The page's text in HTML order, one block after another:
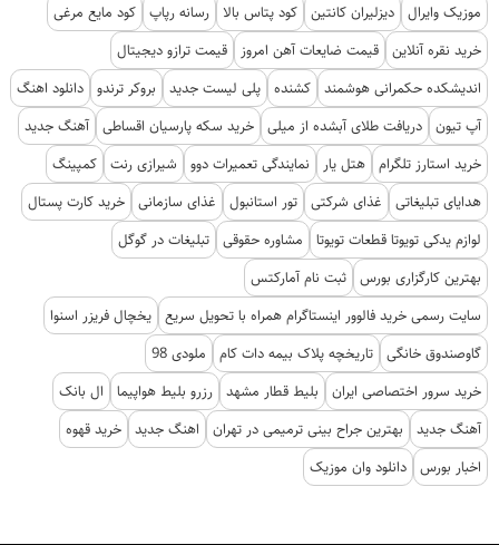
موزیک وایرال دیزلیران کانتین کود پتاس بالا رسانه رپاپ کود مایع مرغی
خرید نقره آنلاین قیمت ضایعات آهن امروز
قیمت ترازو دیجیتال
اندیشکده حکمرانی هوشمند کشنده پلی لیست جدید بروکر ترندو دانلود اهنگ
آپ تیون دریافت طلای آبشده از میلی خرید سکه پارسیان اقساطی آهنگ جدید
خرید استارز تلگرام هتل یار نمایندگی تعمیرات دوو شیرازی رنت کمپینگ
هدایای تبلیغاتی
غذای شرکتی تور استانبول غذای سازمانی خرید کارت پستال
لوازم یدکی تویوتا قطعات تویوتا
مشاوره حقوقی تبلیغات در گوگل
بهترین کارگزاری بورس ثبت نام آمارکتس
سایت رسمی خرید فالوور اینستاگرام همراه با تحویل سریع یخچال فریزر اسنوا
گاوصندوق خانگی تاریخچه پلاک بیمه دات کام
ملودی 98
خرید سرور اختصاصی ایران
بلیط قطار مشهد رزرو بلیط هواپیما
ال بانک
آهنگ جدید
بهترین جراح بینی ترمیمی در تهران اهنگ جدید خرید قهوه
اخبار بورس دانلود وان موزیک